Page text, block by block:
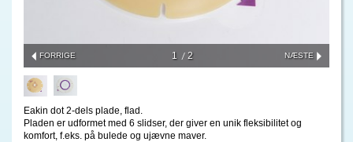
FORRIGE NÆSTE
1 2
Eakin dot 2-dels plade, flad.
Pladen er udformet med 6 slidser, der giver en unik fleksibilitet og
komfort, f.eks. på bulede og ujævne maver.